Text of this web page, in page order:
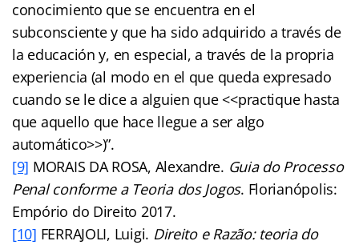
conocimiento que se encuentra en el
subconsciente y que ha sido adquirido a través de
la educación y, en especial, a través de la propria
experiencia (al modo en el que queda expresado
cuando se le dice a alguien que <<practique hasta
que aquello que hace llegue a ser algo
automático>>)”.
[9] MORAIS DA ROSA, Alexandre. Guia do Processo
Penal conforme a Teoria dos Jogos. Florianópolis:
Empório do Direito 2017.
[10] FERRAJOLI, Luigi. Direito e Razão: teoria do